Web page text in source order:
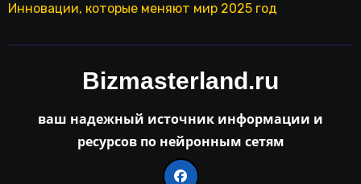
Инновации, которые меняют мир 2025 год
Bizmasterland.ru
ваш надежный источник информации и
ресурсов по нейронным сетям